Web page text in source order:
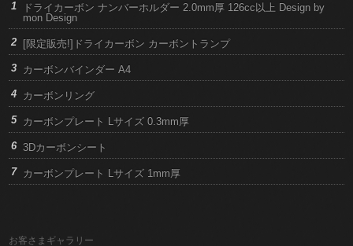
ドライカーボン ナンバーホルダー 2.0mm厚 126cc以上 Design by
mon Design
[限定販売!]ドライカーボン カーボントランプ
カーボンバインダー A4
カーボンリング
カーボンプレート Lサイズ 0.3mm厚
3Dカーボンシート
カーボンプレート Lサイズ 1mm厚
お客さまギャラリー